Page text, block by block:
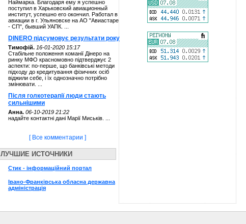
Наймарка. Благодаря ему я успешно
поступил в Харьковский авиационный
институт, успешно его окончил. Работал в
авиации в г. Ульяновске на АО "Авиастаре
- СП", бывший УАПК. ...
DINERO підсумовує результати року
Тимофій. 16-01-2020 15:17
Стабільне положення команії Дінеро на
ринку МФО красномовно підтверджує 2
аспекти: по-перше, що банківські методи
підходу до кредитування фізичних осіб
віджили себе, і їх однозначно потрібно
змінювати. ...
Після голкотерапії люди стають
сильнішими
Анна. 06-10-2019 21:22
надайте контактні дані Марії Миськів. ...
[ Все комментарии ]
ЛУЧШИЕ ИСТОЧНИКИ
Стик - інформаційний портал
Івано-Франківська обласна державна
адміністрація